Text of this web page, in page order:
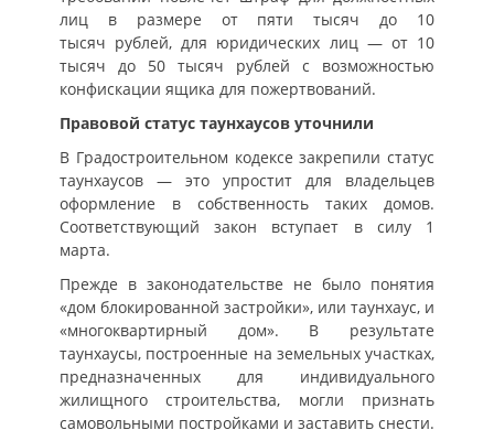
лиц в размере от пяти тысяч до 10
тысяч рублей, для юридических лиц — от 10
тысяч до 50 тысяч рублей с возможностью
конфискации ящика для пожертвований.
Правовой статус таунхаусов уточнили
В Градостроительном кодексе закрепили статус
таунхаусов — это упростит для владельцев
оформление в собственность таких домов.
Соответствующий закон вступает в силу 1
марта.
Прежде в законодательстве не было понятия
«дом блокированной застройки», или таунхаус, и
«многоквартирный дом». В результате
таунхаусы, построенные на земельных участках,
предназначенных для индивидуального
жилищного строительства, могли признать
самовольными постройками и заставить снести.